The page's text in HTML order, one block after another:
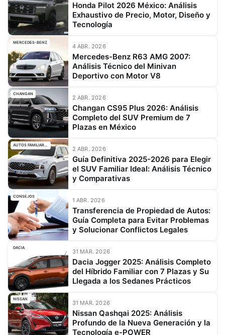
Honda Pilot 2026 México: Análisis
Exhaustivo de Precio, Motor, Diseño y
Tecnología
MERCEDES-BENZ
4 ABR. 2026
Mercedes-Benz R63 AMG 2007:
Análisis Técnico del Minivan
Deportivo con Motor V8
CHANGAN
2 ABR. 2026
Changan CS95 Plus 2026: Análisis
Completo del SUV Premium de 7
Plazas en México
AUTOS FAMILIARES
2 ABR. 2026
Guía Definitiva 2025-2026 para Elegir
el SUV Familiar Ideal: Análisis Técnico
y Comparativas
CONSEJOS
1 ABR. 2026
Transferencia de Propiedad de Autos:
Guía Completa para Evitar Problemas
y Solucionar Conflictos Legales
DACIA
31 MAR. 2026
Dacia Jogger 2025: Análisis Completo
del Híbrido Familiar con 7 Plazas y Su
Llegada a los Sedanes Prácticos
NISSAN
31 MAR. 2026
Nissan Qashqai 2025: Análisis
Profundo de la Nueva Generación y la
Tecnología e-POWER